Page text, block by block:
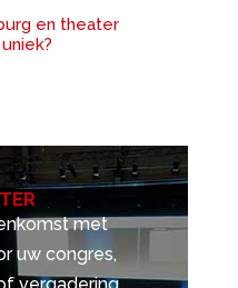
en theater
met
uw congres,
vergadering.